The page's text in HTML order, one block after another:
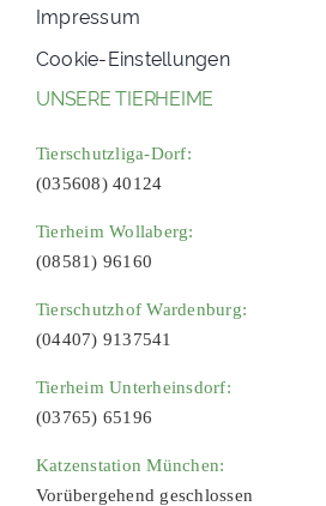
Impressum
Cookie-Einstellungen
UNSERE TIERHEIME
Tierschutzliga-Dorf:
(035608) 40124
Tierheim Wollaberg:
(08581) 96160
Tierschutzhof Wardenburg:
(04407) 9137541
Tierheim Unterheinsdorf:
(03765) 65196
Katzenstation München:
Vorübergehend geschlossen